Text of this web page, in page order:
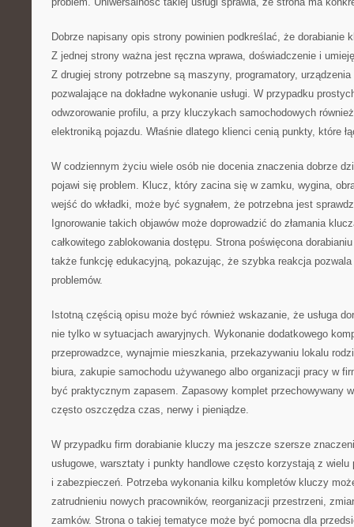
Dobrze napisany opis strony powinien podkreślać, że dorabianie
Z jednej strony ważna jest ręczna wprawa, doświadczenie i
Z drugiej strony potrzebne są maszyny, programatory,
pozwalające na dokładne wykonanie usługi. W przypadku
odwzorowanie profilu, a przy kluczykach samochodowych
elektroniką pojazdu. Właśnie dlatego klienci cenią punkty, które
W codziennym życiu wiele osób nie docenia znaczenia dobrze
pojawi się problem. Klucz, który zacina się w zamku, wygina,
wejść do wkładki, może być sygnałem, że potrzebna jest
Ignorowanie takich objawów może doprowadzić do złamania
całkowitego zablokowania dostępu. Strona poświęcona
także funkcję edukacyjną, pokazując, że szybka reakcja
problemów.
Istotną częścią opisu może być również wskazanie, że usługa
nie tylko w sytuacjach awaryjnych. Wykonanie dodatkowego
przeprowadzce, wynajmie mieszkania, przekazywaniu lokalu
biura, zakupie samochodu używanego albo organizacji pracy w
być praktycznym zapasem. Zapasowy komplet przechowywany
często oszczędza czas, nerwy i pieniądze.
W przypadku firm dorabianie kluczy ma jeszcze szersze
usługowe, warsztaty i punkty handlowe często korzystają z
i zabezpieczeń. Potrzeba wykonania kilku kompletów kluczy
zatrudnieniu nowych pracowników, reorganizacji przestrzeni,
zamków. Strona o takiej tematyce może być pomocna dla